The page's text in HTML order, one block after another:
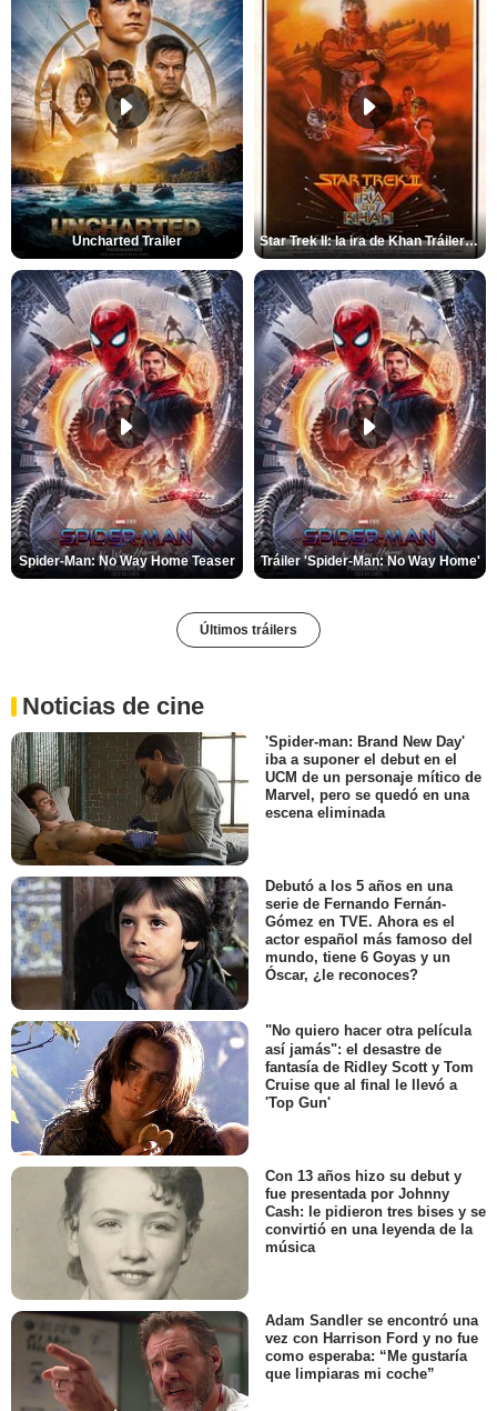
Uncharted Trailer Star Trek II: la ira de Khan Tráiler VO
Spider-Man: No Way Home Teaser Tráiler 'Spider-Man: No Way Home'
Últimos tráilers
Noticias de cine
'Spider-man: Brand New Day'
iba a suponer el debut en el
UCM de un personaje mítico de
Marvel, pero se quedó en una
escena eliminada
Debutó a los 5 años en una
serie de Fernando Fernán-
Gómez en TVE. Ahora es el
actor español más famoso del
mundo, tiene 6 Goyas y un
Óscar, ¿le reconoces?
"No quiero hacer otra película
así jamás": el desastre de
fantasía de Ridley Scott y Tom
Cruise que al final le llevó a
'Top Gun'
Con 13 años hizo su debut y
fue presentada por Johnny
Cash: le pidieron tres bises y se
convirtió en una leyenda de la
música
Adam Sandler se encontró una
vez con Harrison Ford y no fue
como esperaba: “Me gustaría
que limpiaras mi coche”